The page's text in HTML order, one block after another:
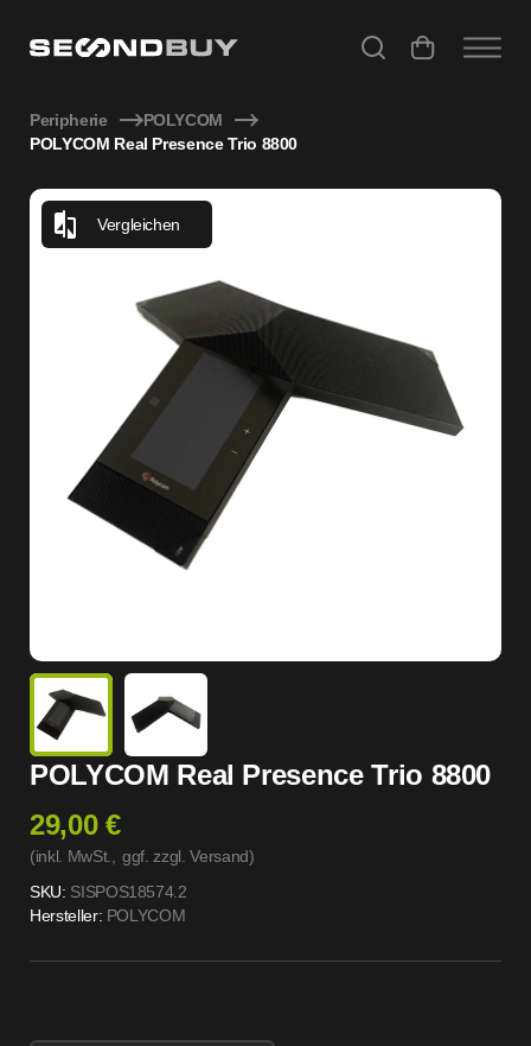
Peripherie
POLYCOM
POLYCOM Real Presence Trio 8800
Vergleichen
POLYCOM Real Presence Trio 8800
29,00 €
(inkl. MwSt., ggf. zzgl. Versand)
SKU: SISPOS18574.2
Hersteller: POLYCOM